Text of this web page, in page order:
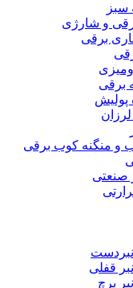
سبز
و شارژی
برقی
برقی
پولیش
و منگنه کوب برقی
صنعتی
انبردست
انبر قفلی
انبر پرچ